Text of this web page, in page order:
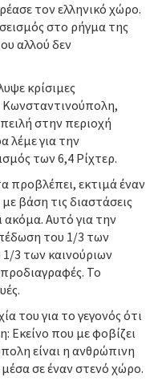
τον ελληνικό χώρο.
στο ρήγμα της
αλλού δεν
κρίσιμες
Κωνσταντινούπολη,
στην περιοχή
λέμε για την
των 6,4 Ρίχτερ.
προβλέπει, εκτιμά έναν
βάση τις διαστάσεις
ακόμα. Αυτό για την
του 1/3 των
1/3 των καινούριων
Το
του για το γεγονός ότι
Εκείνο που με φοβίζει
είναι η ανθρώπινη
σε έναν στενό χώρο.